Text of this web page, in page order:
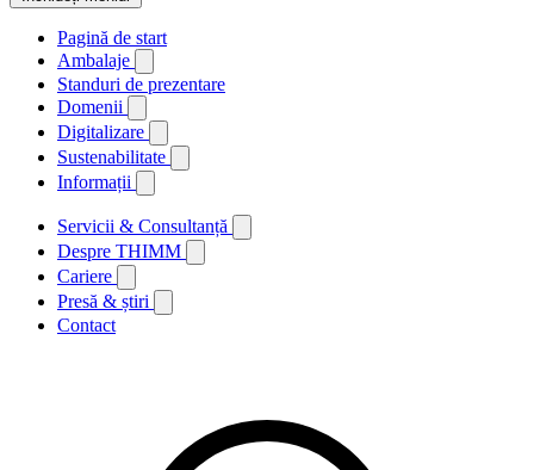
Pagină de start
Ambalaje
Standuri de prezentare
Domenii
Digitalizare
Sustenabilitate
Informații
Servicii & Consultanță
Despre THIMM
Cariere
Presă & știri
Contact